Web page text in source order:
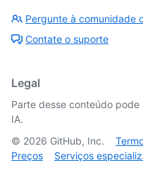
Pergunte à comunidade
Contate o suporte
Legal
Parte desse conteúdo
IA.
© 2026 GitHub, Inc.
Preços
Serviços